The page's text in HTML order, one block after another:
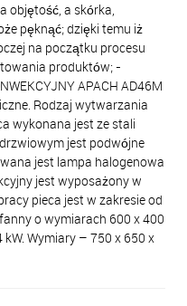
objętość, a skórka,
pęknąć; dzięki temu iż
na początku procesu
produktów; -
APACH AD46M
Rodzaj wytwarzania
wykonana jest ze stali
jest podwójne
jest lampa halogenowa
jest wyposażony w
pieca jest w zakresie od
o wymiarach 600 x 400
Wymiary – 750 х 650 х